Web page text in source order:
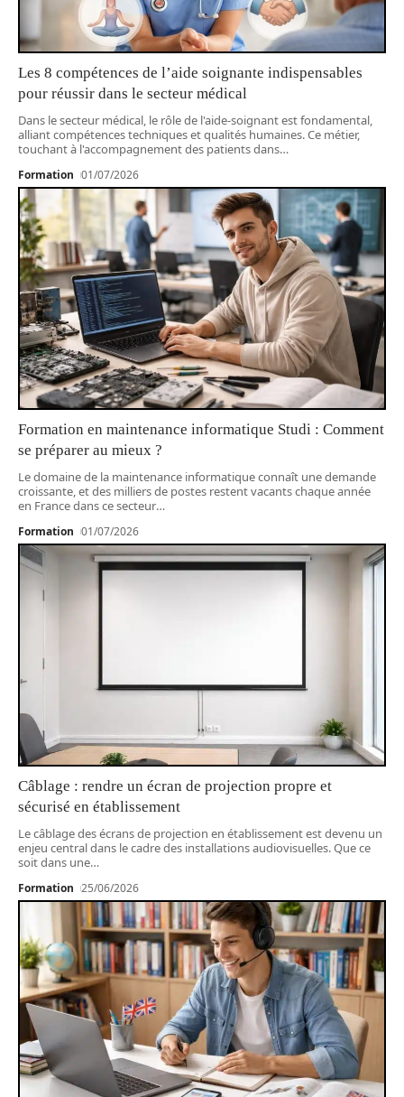
Les 8 compétences de l’aide soignante indispensables
pour réussir dans le secteur médical
Dans le secteur médical, le rôle de l'aide-soignant est fondamental,
alliant compétences techniques et qualités humaines. Ce métier,
touchant à l'accompagnement des patients dans…
Formation 01/07/2026
Formation en maintenance informatique Studi : Comment
se préparer au mieux ?
Le domaine de la maintenance informatique connaît une demande
croissante, et des milliers de postes restent vacants chaque année
en France dans ce secteur…
Formation 01/07/2026
Câblage : rendre un écran de projection propre et
sécurisé en établissement
Le câblage des écrans de projection en établissement est devenu un
enjeu central dans le cadre des installations audiovisuelles. Que ce
soit dans une…
Formation 25/06/2026